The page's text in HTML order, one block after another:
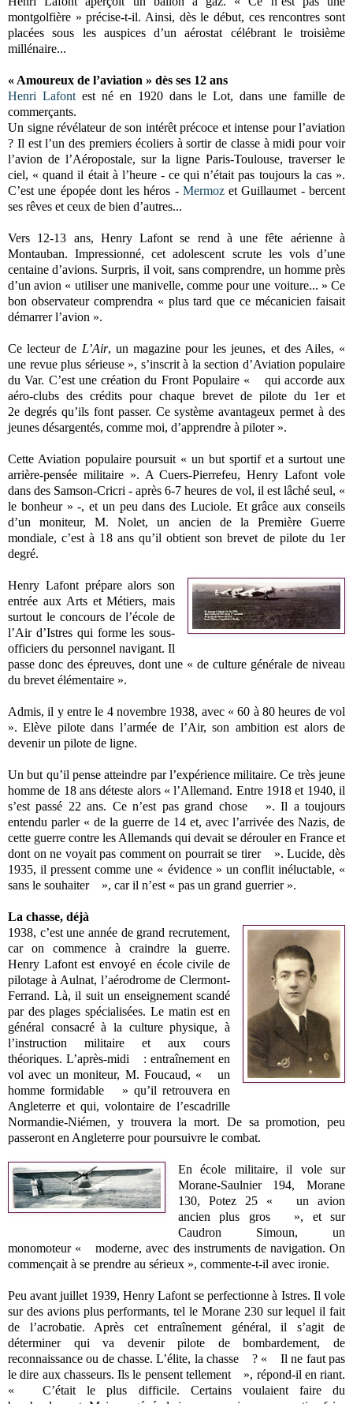
montgolfière » précise-t-il. Ainsi, dès le début, ces rencontres sont
placées sous les auspices d’un aérostat célébrant le troisième
millénaire...
« Amoureux de l’aviation » dès ses 12 ans
Henri Lafontest né en 1920 dans le Lot, dans une famille de
commerçants.
Un signe révélateur de son intérêt précoce et intense pour l’aviation
? Il est l’un des premiers écoliers à sortir de classe à midi pour voir
l’avion de l’Aéropostale, sur la ligne Paris-Toulouse, traverser le
ciel, « quand il était à l’heure - ce qui n’était pas toujours la cas ».
C’est une épopée dont les héros - Mermozet Guillaumet - bercent
ses rêves et ceux de bien d’autres...
Vers 12-13 ans, Henry Lafont se rend à une fête aérienne à
Montauban. Impressionné, cet adolescent scrute les vols d’une
centaine d’avions. Surpris, il voit, sans comprendre, un homme près
d’un avion « utiliser une manivelle, comme pour une voiture... » Ce
bon observateur comprendra « plus tard que ce mécanicien faisait
démarrer l’avion ».
Ce lecteur de L’Air, un magazine pour les jeunes, et des Ailes, «
une revue plus sérieuse », s’inscrit à la section d’Aviation populaire
du Var. C’est une création du Front Populaire « qui accorde aux
aéro-clubs des crédits pour chaque brevet de pilote du 1er et
2e degrés qu’ils font passer. Ce système avantageux permet à des
jeunes désargentés, comme moi, d’apprendre à piloter ».
Cette Aviation populaire poursuit « un but sportif et a surtout une
arrière-pensée militaire ». A Cuers-Pierrefeu, Henry Lafont vole
dans des Samson-Cricri - après 6-7 heures de vol, il est lâché seul, «
le bonheur » -, et un peu dans des Luciole. Et grâce aux conseils
d’un moniteur, M. Nolet, un ancien de la Première Guerre
mondiale, c’est à 18 ans qu’il obtient son brevet de pilote du 1er
degré.
Henry Lafont prépare alors son
entrée aux Arts et Métiers, mais
surtout le concours de l’école de
l’Air d’Istres qui forme les sous-
officiers du personnel navigant. Il
passe donc des épreuves, dont une « de culture générale de niveau
du brevet élémentaire ».
Admis, il y entre le 4 novembre 1938, avec « 60 à 80 heures de vol
». Elève pilote dans l’armée de l’Air, son ambition est alors de
devenir un pilote de ligne.
Un but qu’il pense atteindre par l’expérience militaire. Ce très jeune
homme de 18 ans déteste alors « l’Allemand. Entre 1918 et 1940, il
s’est passé 22 ans. Ce n’est pas grand chose ». Il a toujours
entendu parler « de la guerre de 14 et, avec l’arrivée des Nazis, de
cette guerre contre les Allemands qui devait se dérouler en France et
dont on ne voyait pas comment on pourrait se tirer ». Lucide, dès
1935, il pressent comme une « évidence » un conflit inéluctable, «
sans le souhaiter », car il n’est « pas un grand guerrier ».
La chasse, déjà
1938, c’est une année de grand recrutement,
car on commence à craindre la guerre.
Henry Lafont est envoyé en école civile de
pilotage à Aulnat, l’aérodrome de Clermont-
Ferrand. Là, il suit un enseignement scandé
par des plages spécialisées. Le matin est en
général consacré à la culture physique, à
l’instruction militaire et aux cours
théoriques. L’après-midi : entraînement en
vol avec un moniteur, M. Foucaud, « un
homme formidable » qu’il retrouvera en
Angleterre et qui, volontaire de l’escadrille
Normandie-Niémen, y trouvera la mort. De sa promotion, peu
passeront en Angleterre pour poursuivre le combat.
En école militaire, il vole sur
Morane-Saulnier 194, Morane
130, Potez 25 « un avion
ancien plus gros », et sur
Caudron Simoun, un
monomoteur « moderne, avec des instruments de navigation. On
commençait à se prendre au sérieux », commente-t-il avec ironie.
Peu avant juillet 1939, Henry Lafont se perfectionne à Istres. Il vole
sur des avions plus performants, tel le Morane 230 sur lequel il fait
de l’acrobatie. Après cet entraînement général, il s’agit de
déterminer qui va devenir pilote de bombardement, de
reconnaissance ou de chasse. L’élite, la chasse ? « Il ne faut pas
le dire aux chasseurs. Ils le pensent tellement », répond-il en riant.
« C’était le plus difficile. Certains voulaient faire du